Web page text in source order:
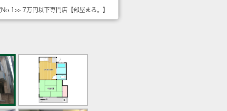
7万円以下専門店【部屋まる。】